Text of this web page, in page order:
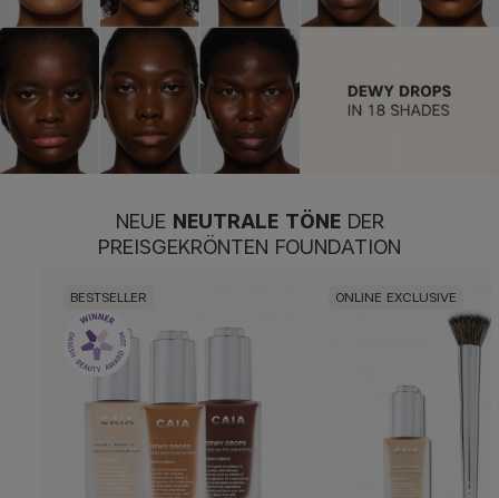
NEUE NEUTRALE TÖNEDER
PREISGEKRÖNTEN FOUNDATION
BESTSELLER ONLINE EXCLUSIVE